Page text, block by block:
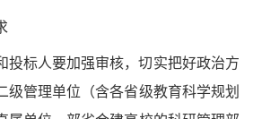
投标人要加强审核，切实把好政治方
级管理单位（含各省级教育科学规划